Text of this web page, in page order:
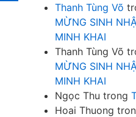
Thanh Tùng Võ
MỪNG SINH
MINH KHAI
Thanh Tùng Võ
MỪNG SINH
MINH KHAI
Ngọc Thu trong
Hoai Thuong